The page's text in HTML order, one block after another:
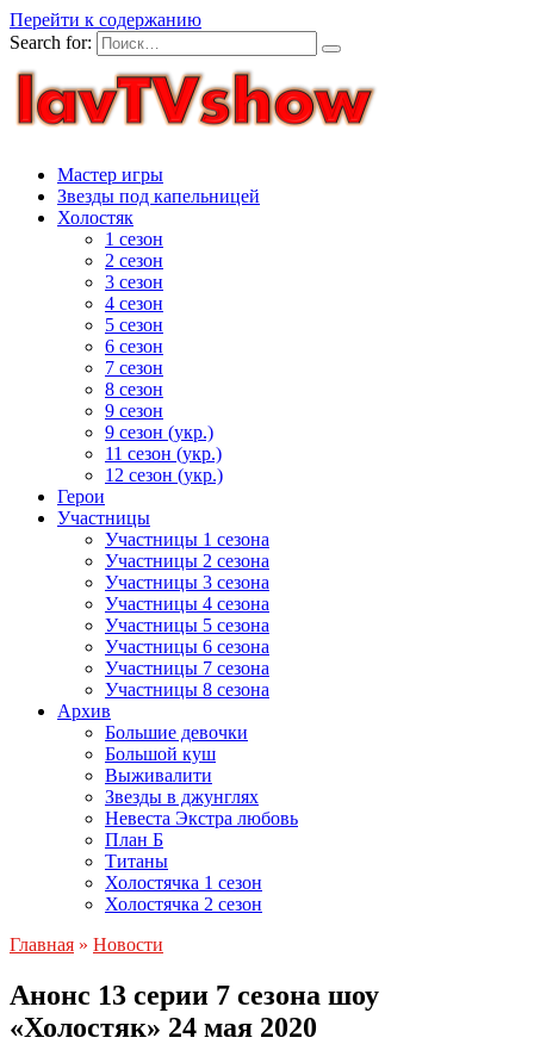
Перейти к содержанию
Search for:
Мастер игры
Звезды под капельницей
Холостяк
1 сезон
2 сезон
3 сезон
4 сезон
5 сезон
6 сезон
7 сезон
8 сезон
9 сезон
9 сезон (укр.)
11 сезон (укр.)
12 сезон (укр.)
Герои
Участницы
Участницы 1 сезона
Участницы 2 сезона
Участницы 3 сезона
Участницы 4 сезона
Участницы 5 сезона
Участницы 6 сезона
Участницы 7 сезона
Участницы 8 сезона
Архив
Большие девочки
Большой куш
Выживалити
Звезды в джунглях
Невеста Экстра любовь
План Б
Титаны
Холостячка 1 сезон
Холостячка 2 сезон
Главная » Новости
Анонс 13 серии 7 сезона шоу
«Холостяк» 24 мая 2020